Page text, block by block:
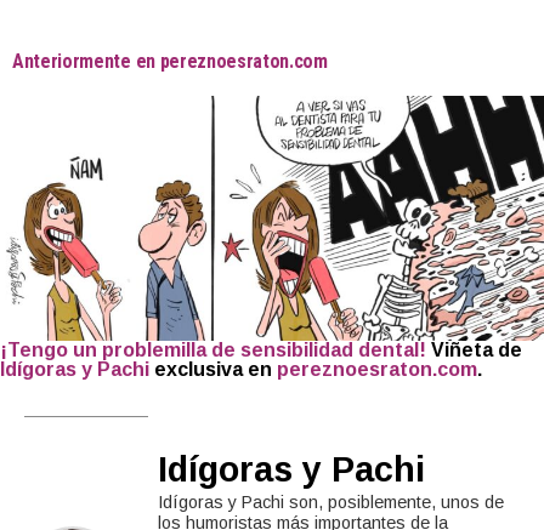
Anteriormente en pereznoesraton.com
¡Tengo un problemilla de sensibilidad dental! Viñeta de
Idígoras y Pachi exclusiva en pereznoesraton.com.
Idígoras y Pachi
Idígoras y Pachi son, posiblemente, unos de
los humoristas más importantes de la